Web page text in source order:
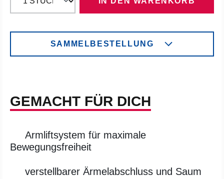
SAMMELBESTELLUNG
GEMACHT FÜR DICH
Armliftsystem für maximale
Bewegungsfreiheit
verstellbarer Ärmelabschluss und Saum